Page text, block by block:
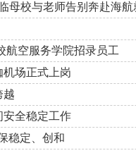
母校与老师告别奔赴海航
航空服务学院招录员工
场正式上岗
越
安全稳定工作
稳定、创和